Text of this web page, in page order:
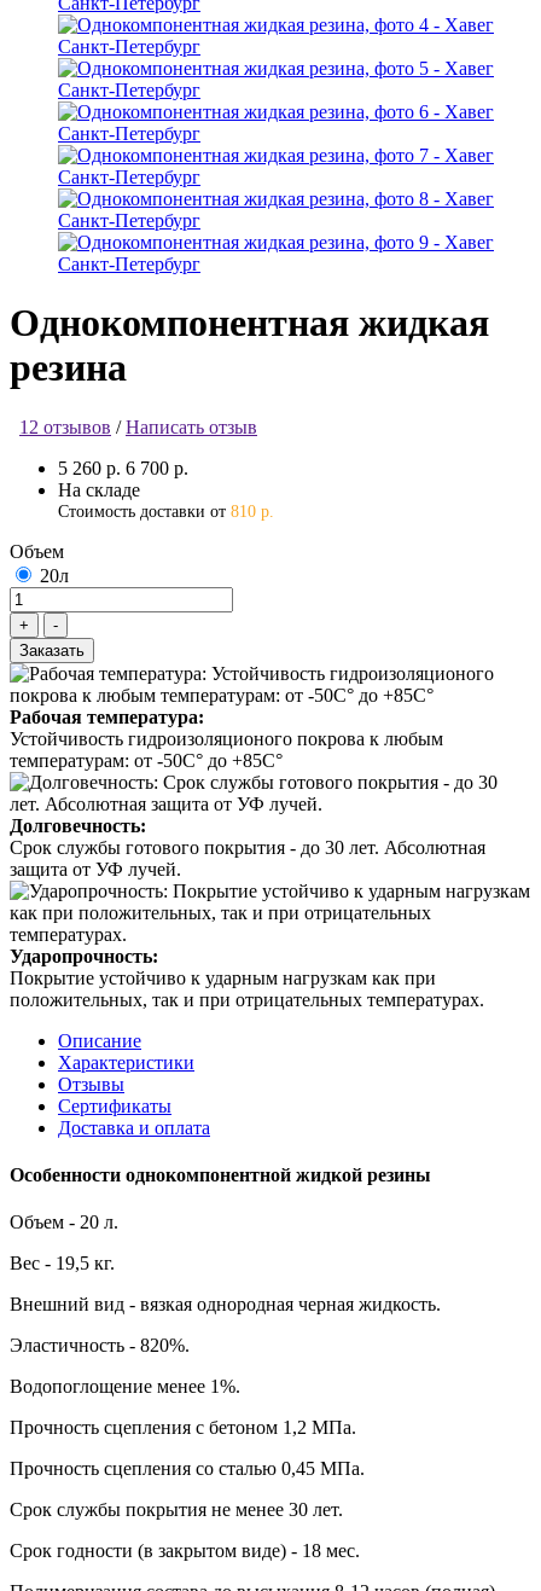
Однокомпонентная жидкая
резина
12 отзывов /Написать отзыв
5 260 р. 6 700 р.
На складе
Стоимость доставки от 810 р.
Объем
20л
Заказать
Рабочая температура:
Устойчивость гидроизоляционого покрова к любым
температурам: от -50С° до +85С°
Долговечность:
Срок службы готового покрытия - до 30 лет. Абсолютная
защита от УФ лучей.
Ударопрочность:
Покрытие устойчиво к ударным нагрузкам как при
положительных, так и при отрицательных температурах.
Описание
Характеристики
Отзывы
Сертификаты
Доставка и оплата
Особенности однокомпонентной жидкой резины
Объем - 20 л.
Вес - 19,5 кг.
Внешний вид - вязкая однородная черная жидкость.
Эластичность - 820%.
Водопоглощение менее 1%.
Прочность сцепления с бетоном 1,2 МПа.
Прочность сцепления со сталью 0,45 МПа.
Срок службы покрытия не менее 30 лет.
Срок годности (в закрытом виде) - 18 мес.